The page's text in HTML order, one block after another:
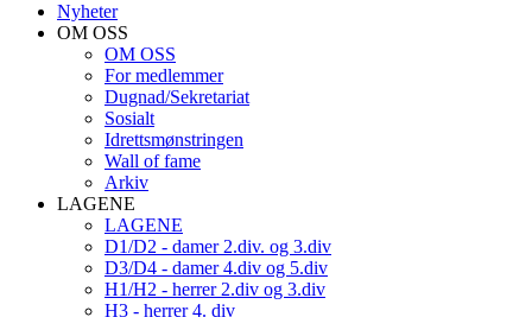
Nyheter
OM OSS
OM OSS
For medlemmer
Dugnad/Sekretariat
Sosialt
Idrettsmønstringen
Wall of fame
Arkiv
LAGENE
LAGENE
D1/D2 - damer 2.div. og 3.div
D3/D4 - damer 4.div og 5.div
H1/H2 - herrer 2.div og 3.div
H3 - herrer 4. div